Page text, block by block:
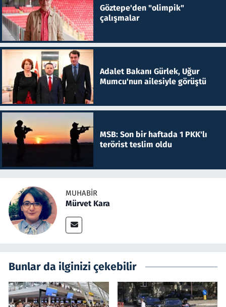
Göztepe'den "olimpik"
çalışmalar
Adalet Bakanı Gürlek, Uğur
Mumcu'nun ailesiyle görüştü
MSB: Son bir haftada 1 PKK'lı
terörist teslim oldu
MUHABIR
Mürvet Kara
Bunlar da ilginizi çekebilir